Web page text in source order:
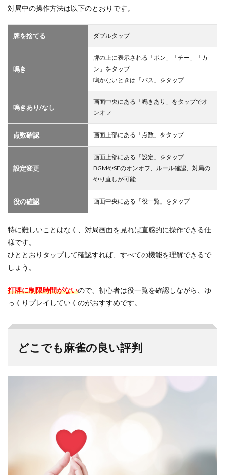
対局中の操作方法は以下のとおりです。
牌を捨てる ダブルタップ
鳴き
牌の上に表示される「ポン」「チー」「カ
ン」をタップ
鳴かないときは「パス」をタップ
鳴きあり/なし
画面中央にある「鳴きあり」をタップでオ
ンオフ
点数確認 画面上部にある「点数」をタップ
設定変更
画面上部にある「設定」をタップ
BGMやSEのオンオフ、ルール確認、対局の
やり直しが可能
役の確認 画面中央にある「役一覧」をタップ
特に難しいことはなく、対局画面を見れば直感的に操作できる仕
様です。
ひととおりタップして確認すれば、すべての機能を理解できるで
しょう。
打牌に制限時間がないので、初心者は役一覧を確認しながら、ゆ
っくりプレイしていくのがおすすめです。
どこでも麻雀の良い評判